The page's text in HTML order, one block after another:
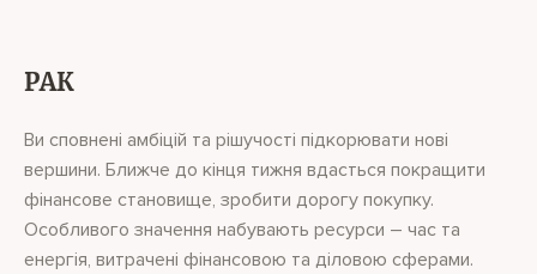
РАК
Ви сповнені амбіцій та рішучості підкорювати нові
вершини. Ближче до кінця тижня вдасться покращити
фінансове становище, зробити дорогу покупку.
Особливого значення набувають ресурси – час та
енергія, витрачені фінансовою та діловою сферами.